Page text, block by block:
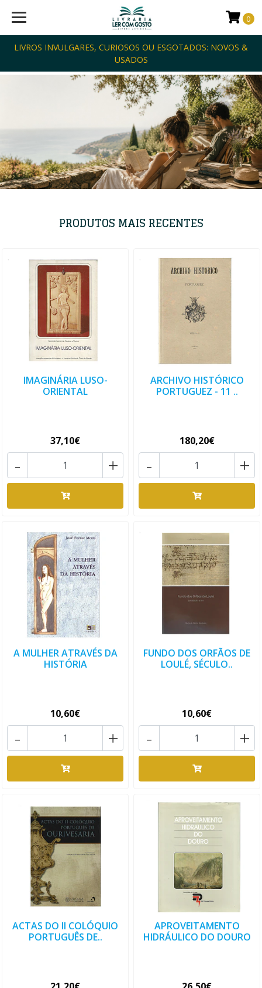
LIVROS INVULGARES, CURIOSOS OU ESGOTADOS: NOVOS &
USADOS
0
PRODUTOS MAIS RECENTES
IMAGINÁRIA LUSO-
ORIENTAL
37,10€
+
-
ARCHIVO HISTÓRICO
PORTUGUEZ - 11 ..
180,20€
+
-
A MULHER ATRAVÉS DA
HISTÓRIA
10,60€
+
-
FUNDO DOS ORFÃOS DE
LOULÉ, SÉCULO..
10,60€
+
-
ACTAS DO II COLÓQUIO
PORTUGUÊS DE..
APROVEITAMENTO
HIDRÁULICO DO DOURO